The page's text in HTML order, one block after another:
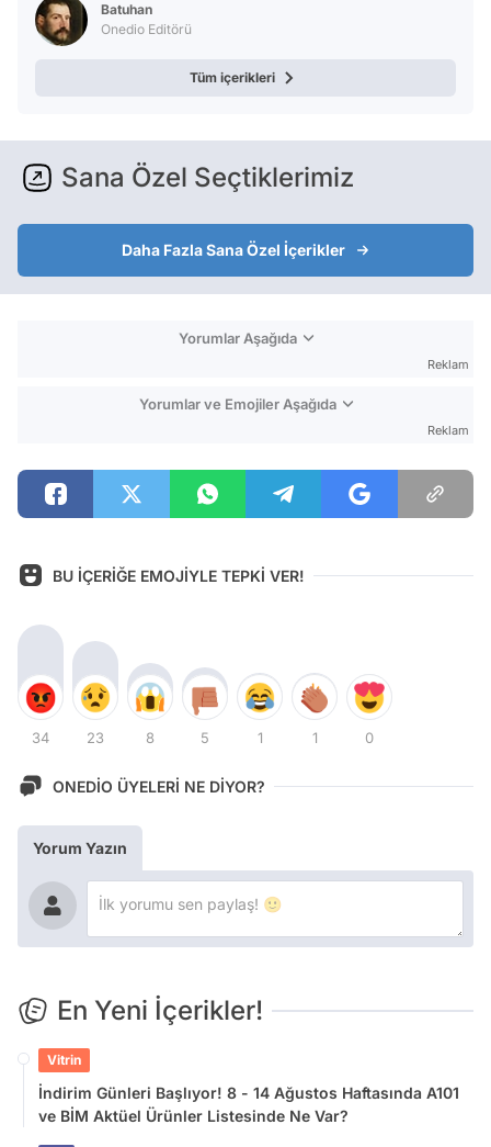
Batuhan
Onedio Editörü
Tüm içerikleri
Sana Özel Seçtiklerimiz
Daha Fazla Sana Özel İçerikler
Yorumlar Aşağıda
Reklam
Yorumlar ve Emojiler Aşağıda
Reklam
BU İÇERİĞE EMOJİYLE TEPKİ VER!
34 23 8 5 1 1 0
ONEDİO ÜYELERİ NE DİYOR?
Yorum Yazın
En Yeni İçerikler!
Vitrin
İndirim Günleri Başlıyor! 8 - 14 Ağustos Haftasında A101
ve BİM Aktüel Ürünler Listesinde Ne Var?